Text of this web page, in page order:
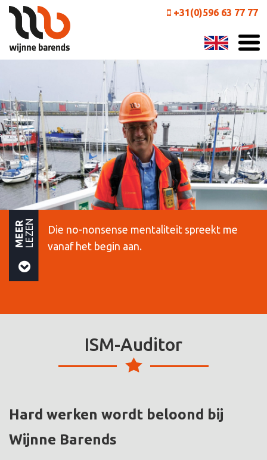
+31(0)596 63 77 77
MEERLEZEN
Die no-nonsense mentaliteit spreekt me
vanaf het begin aan.
ISM-Auditor
Hard werken wordt beloond bij
Wijnne Barends